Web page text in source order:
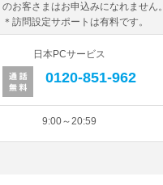
のお客さまはお申込みになれません。
訪問設定サポートは有料です。
日本PCサービス
0120-851-962
9:00～20:59